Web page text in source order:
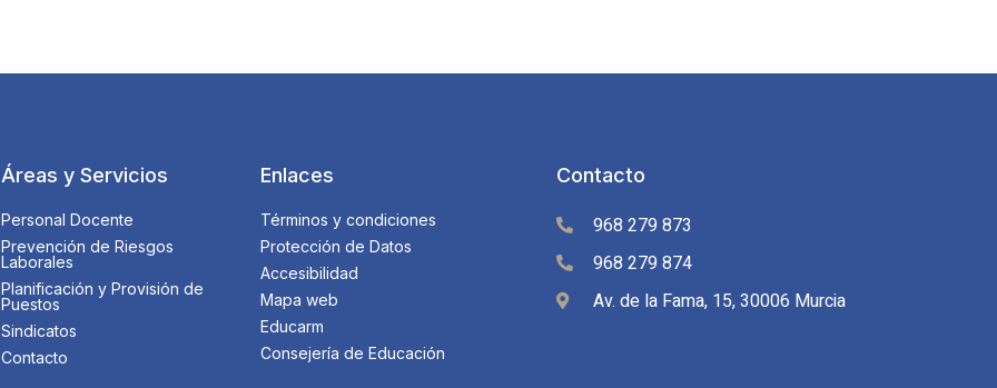
Áreas y Servicios
Personal Docente
Prevención de Riesgos
Laborales
Planificación y Provisión de
Puestos
Sindicatos
Contacto
Enlaces
Términos y condiciones
Protección de Datos
Accesibilidad
Mapa web
Educarm
Consejería de Educación
Contacto
968 279 873
968 279 874
Av. de la Fama, 15, 30006 Murcia